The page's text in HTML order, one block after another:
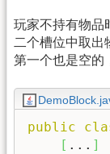
玩家不持有物品
二个槽位中取出
第一个也是空的
public
[ ... ]